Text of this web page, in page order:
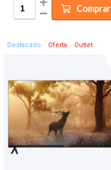
Comprar
Destacado Oferta Outlet